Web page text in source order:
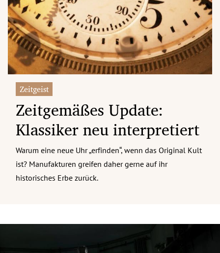
Untermenü
Untermenü
Untermenü
Untermenü
Untermenü
Untermenü
Untermenü
Untermenü
Zeitgeist
Zeitgemäßes Update:
Klassiker neu interpretiert
Warum eine neue Uhr „erfinden“, wenn das Original Kult
ist? Manufakturen greifen daher gerne auf ihr
historisches Erbe zurück.